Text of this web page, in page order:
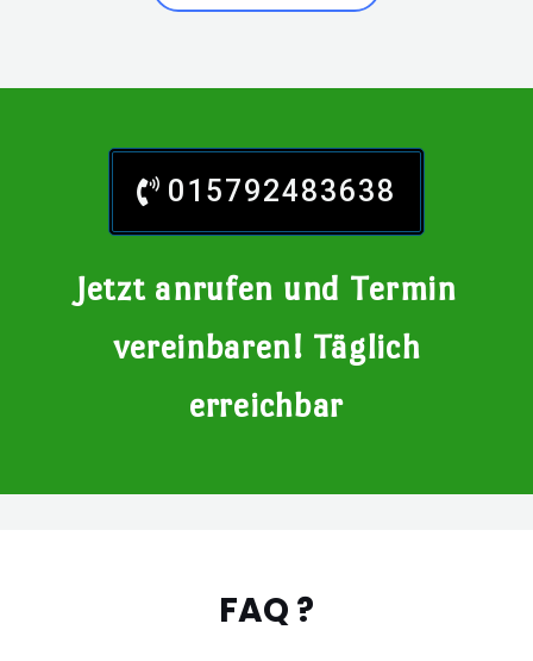
015792483638
Jetzt anrufen und Termin
vereinbaren! Täglich
erreichbar
FAQ ?